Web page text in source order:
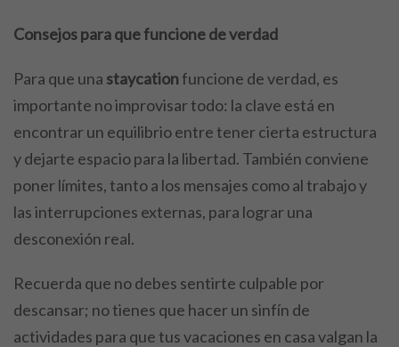
Consejos para que funcione de verdad
Para que una staycationfuncione de verdad, es
importante no improvisar todo: la clave está en
encontrar un equilibrio entre tener cierta estructura
y dejarte espacio para la libertad. También conviene
poner límites, tanto a los mensajes como al trabajo y
las interrupciones externas, para lograr una
desconexión real.
Recuerda que no debes sentirte culpable por
descansar; no tienes que hacer un sinfín de
actividades para que tus vacaciones en casa valgan la